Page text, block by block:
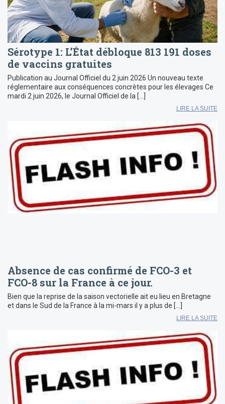
Sérotype 1: L’État débloque 813 191 doses
de vaccins gratuites
Publication au Journal Officiel du 2 juin 2026 Un nouveau texte
réglementaire aux conséquences concrètes pour les élevages Ce
mardi 2 juin 2026, le Journal Officiel de la […]
LIRE LA SUITE
Absence de cas confirmé de FCO-3 et
FCO-8 sur la France à ce jour.
Bien que la reprise de la saison vectorielle ait eu lieu en Bretagne
et dans le Sud de la France à la mi-mars il y a plus de […]
LIRE LA SUITE